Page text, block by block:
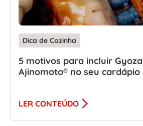
Dica de Cozinha
5 motivos para incluir Gyoza
Ajinomoto® no seu cardápio
LER CONTEÚDO